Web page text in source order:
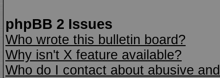
phpBB 2 Issues
Who wrote this bulletin board?
Why isn't X feature available?
Who do I contact about abusive